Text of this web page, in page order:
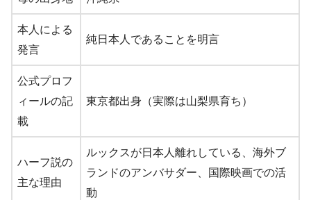
本人による
発言
純日本人であることを明言
公式プロフ
ィールの記
載
東京都出身（実際は山梨県育ち）
ハーフ説の
主な理由
ルックスが日本人離れしている、海外ブ
ランドのアンバサダー、国際映画での活
動